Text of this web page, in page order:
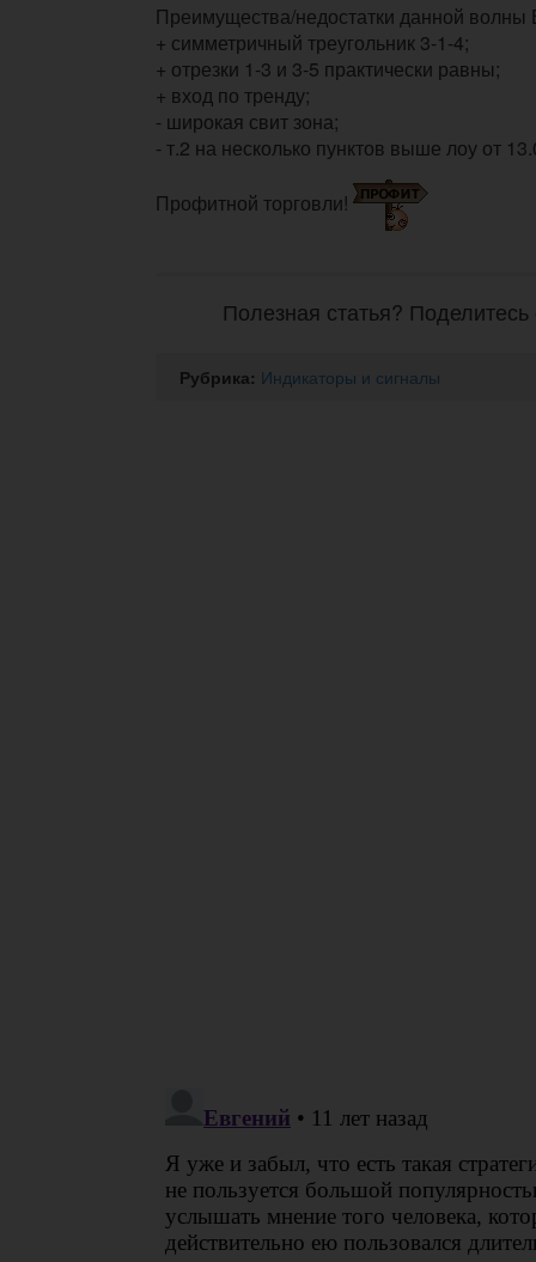
Преимущества/недостатки данной волны
+ симметричный треугольник 3-1-4;
+ отрезки 1-3 и 3-5 практически равны;
+ вход по тренду;
- широкая свит зона;
- т.2 на несколько пунктов выше лоу от
Профитной торговли!
Полезная статья?
Рубрика: Индикаторы и сигналы